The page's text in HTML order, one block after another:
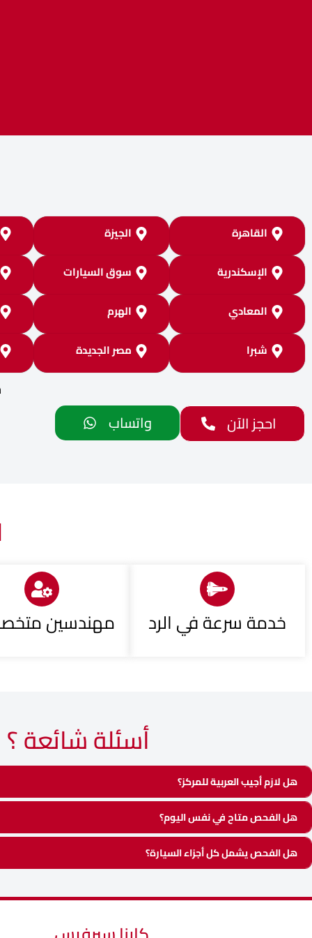
القاهرة الجيزة
الإسكندرية
سوق السيارات
المعادي
الهرم
شبرا
مصر الجديدة
احجز الآن واتساب
خدمة سرعة في الرد مهندسين
أسئلة شائعة ؟
هل لازم أجيب العربية للمركز؟
هل الفحص متاح في نفس اليوم؟
هل الفحص يشمل كل أجزاء السيارة؟